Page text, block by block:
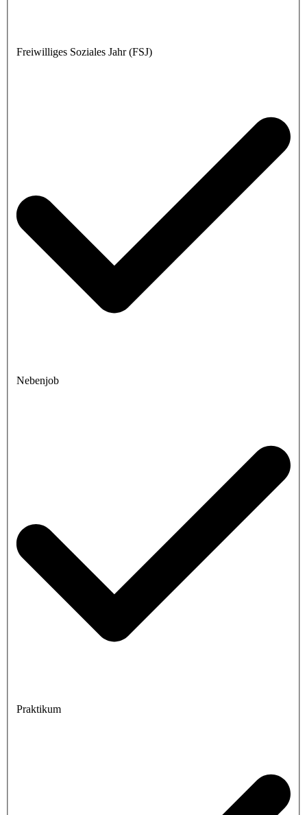
Freiwilliges Soziales Jahr (FSJ)
Nebenjob
Praktikum